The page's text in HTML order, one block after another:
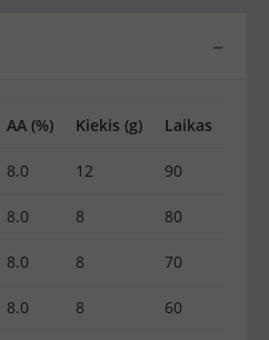
−
AA (%) Kiekis (g) Laikas
8.0 12 90
8.0 8 80
8.0 8 70
8.0 8 60